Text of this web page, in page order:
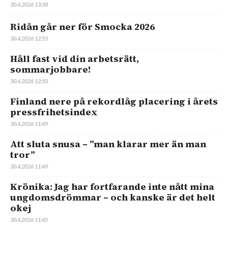
30.4.2026 13:38
Ridån går ner för Smocka 2026
30.4.2026 12:55
Håll fast vid din arbetsrätt,
sommarjobbare!
30.4.2026 12:50
Finland nere på rekordlåg placering i årets
pressfrihetsindex
30.4.2026 11:49
Att sluta snusa – ”man klarar mer än man
tror”
30.4.2026 11:49
Krönika: Jag har fortfarande inte nått mina
ungdomsdrömmar – och kanske är det helt
okej
30.4.2026 11:45